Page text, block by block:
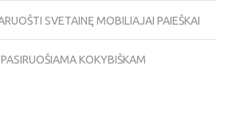
SVETAINĘ MOBILIAJAI PAIEŠKAI
KOKYBIŠKAM